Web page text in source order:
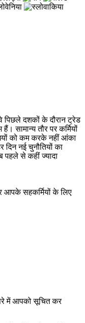
पिछले दशकों के दौरान ट्रेड
सामान्य तौर पर कर्मियों
को कम करके नहीं आंका
नई चुनौतियों का
पहले से कहीं ज्यादा
सहकर्मियों के लिए
में आपको सूचित कर